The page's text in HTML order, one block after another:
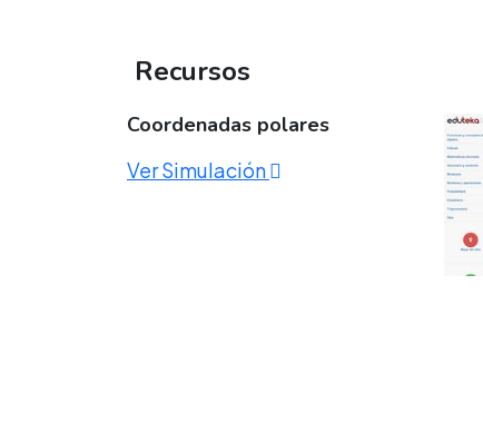
Recursos
Coordenadas polares
Ver Simulación